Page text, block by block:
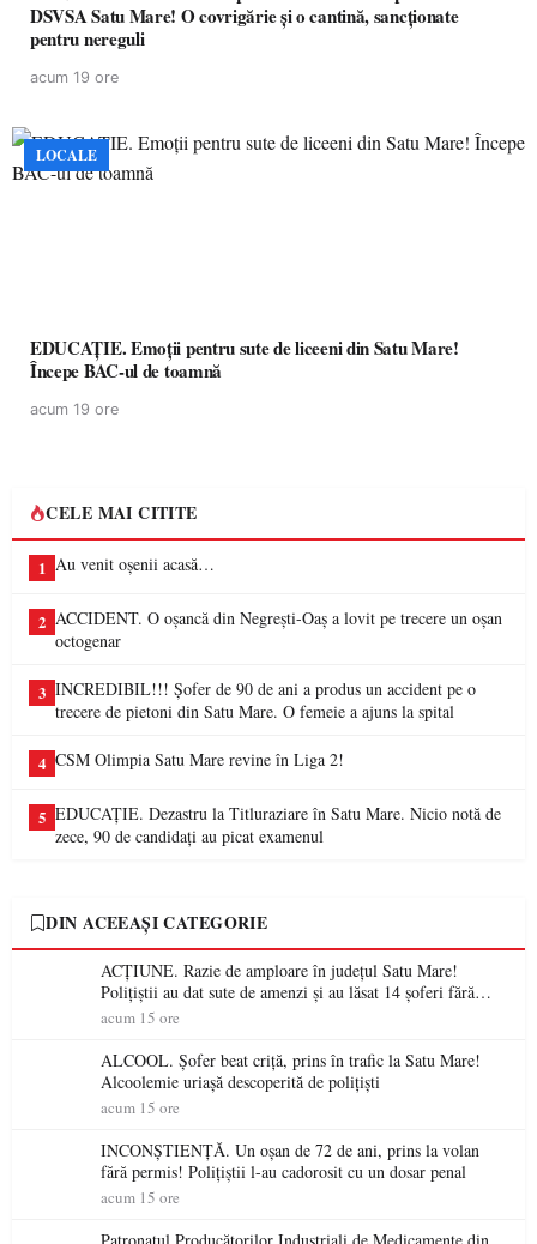
DSVSA Satu Mare! O covrigărie și o cantină, sancționate
pentru nereguli
acum 19 ore
LOCALE
EDUCAȚIE. Emoții pentru sute de liceeni din Satu Mare!
Începe BAC-ul de toamnă
acum 19 ore
CELE MAI CITITE
1 Au venit oșenii acasă…
2 ACCIDENT. O oșancă din Negrești-Oaș a lovit pe trecere un oșan
octogenar
3 INCREDIBIL!!! Șofer de 90 de ani a produs un accident pe o
trecere de pietoni din Satu Mare. O femeie a ajuns la spital
4 CSM Olimpia Satu Mare revine în Liga 2!
5 EDUCAȚIE. Dezastru la Titluraziare în Satu Mare. Nicio notă de
zece, 90 de candidați au picat examenul
DIN ACEEAȘI CATEGORIE
ACȚIUNE. Razie de amploare în județul Satu Mare!
Polițiștii au dat sute de amenzi și au lăsat 14 șoferi fără
permis într-o singură zi
acum 15 ore
ALCOOL. Șofer beat criță, prins în trafic la Satu Mare!
Alcoolemie uriașă descoperită de polițiști
acum 15 ore
INCONȘTIENȚĂ. Un oșan de 72 de ani, prins la volan
fără permis! Polițiștii l-au cadorosit cu un dosar penal
acum 15 ore